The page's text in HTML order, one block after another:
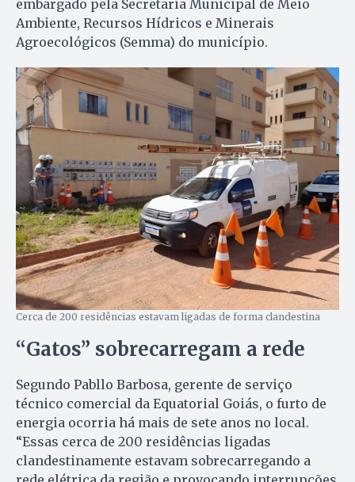
embargado pela Secretaria Municipal de Meio
Ambiente, Recursos Hídricos e Minerais
Agroecológicos (Semma) do município.
Cerca de 200 residências estavam ligadas de forma clandestina
“Gatos” sobrecarregam a rede
Segundo Pabllo Barbosa, gerente de serviço
técnico comercial da Equatorial Goiás, o furto de
energia ocorria há mais de sete anos no local.
“Essas cerca de 200 residências ligadas
clandestinamente estavam sobrecarregando a